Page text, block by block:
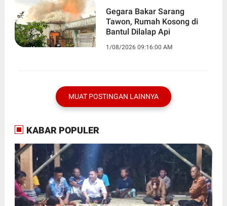
Gegara Bakar Sarang
Tawon, Rumah Kosong di
Bantul Dilalap Api
1/08/2026 09:16:00 AM
MUAT POSTINGAN LAINNYA
KABAR POPULER